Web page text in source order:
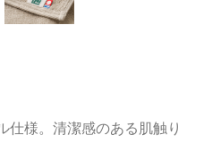
仕様。清潔感のある肌触り